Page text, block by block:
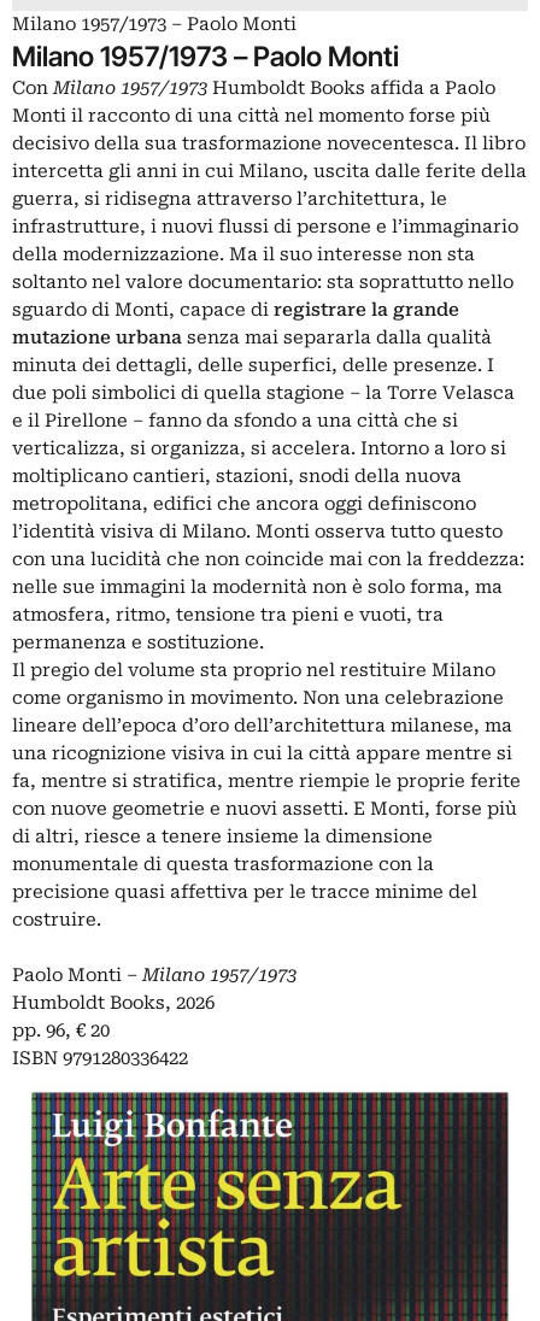
Milano 1957/1973 – Paolo Monti
Milano 1957/1973 – Paolo Monti
ConMilano 1957/1973 Humboldt Books affida a Paolo
Monti il racconto di una città nel momento forse più
decisivo della sua trasformazione novecentesca. Il libro
intercetta gli anni in cui Milano, uscita dalle ferite della
guerra, si ridisegna attraverso l’architettura, le
infrastrutture, i nuovi flussi di persone e l’immaginario
della modernizzazione. Ma il suo interesse non sta
soltanto nel valore documentario: sta soprattutto nello
sguardo di Monti, capace di registrare la grande
mutazione urbana senza mai separarla dalla qualità
minuta dei dettagli, delle superfici, delle presenze. I
due poli simbolici di quella stagione – la Torre Velasca
e il Pirellone – fanno da sfondo a una città che si
verticalizza, si organizza, si accelera. Intorno a loro si
moltiplicano cantieri, stazioni, snodi della nuova
metropolitana, edifici che ancora oggi definiscono
l’identità visiva di Milano. Monti osserva tutto questo
con una lucidità che non coincide mai con la freddezza:
nelle sue immagini la modernità non è solo forma, ma
atmosfera, ritmo, tensione tra pieni e vuoti, tra
permanenza e sostituzione.
Il pregio del volume sta proprio nel restituire Milano
come organismo in movimento. Non una celebrazione
lineare dell’epoca d’oro dell’architettura milanese, ma
una ricognizione visiva in cui la città appare mentre si
fa, mentre si stratifica, mentre riempie le proprie ferite
con nuove geometrie e nuovi assetti. E Monti, forse più
di altri, riesce a tenere insieme la dimensione
monumentale di questa trasformazione con la
precisione quasi affettiva per le tracce minime del
costruire.
Paolo Monti –Milano 1957/1973
Humboldt Books, 2026
pp. 96, € 20
ISBN 9791280336422